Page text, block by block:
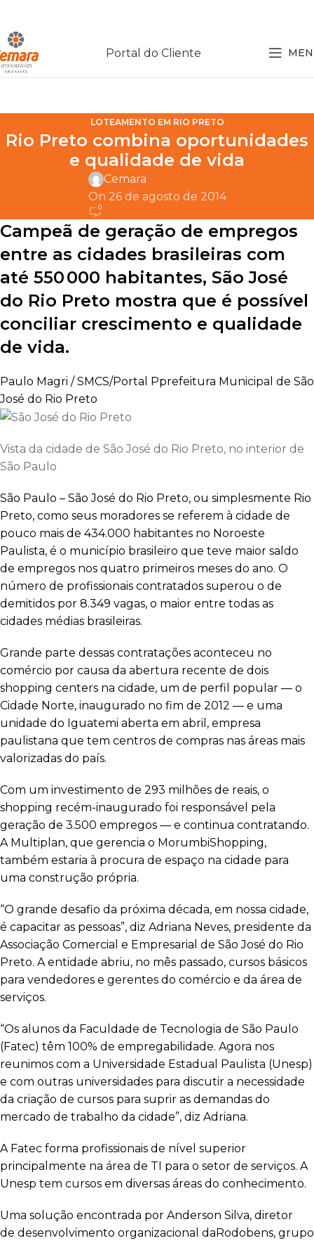
Portal do Cliente
LOTEAMENTO EM RIO PRETO
Rio Preto combina oportunidades
e qualidade de vida
Cemara
On 26 de agosto de 2014
0
Campeã de geração de empregos
entre as cidades brasileiras com
até 550 000 habitantes, São José
do Rio Preto mostra que é possível
conciliar crescimento e qualidade
de vida.
Paulo Magri / SMCS/Portal Pprefeitura Municipal de São
José do Rio Preto
Vista da cidade de São José do Rio Preto, no interior de
São Paulo
São Paulo – São José do Rio Preto, ou simplesmente Rio
Preto, como seus moradores se referem à cidade de
pouco mais de 434.000 habitantes no Noroeste
Paulista, é o município brasileiro que teve maior saldo
de empregos nos quatro primeiros meses do ano. O
número de profissionais contratados superou o de
demitidos por 8.349 vagas, o maior entre todas as
cidades médias brasileiras.
Grande parte dessas contratações aconteceu no
comércio por causa da abertura recente de dois
shopping centers na cidade, um de perfil popular — o
Cidade Norte, inaugurado no fim de 2012 — e uma
unidade do Iguatemi aberta em abril, empresa
paulistana que tem centros de compras nas áreas mais
valorizadas do país.
Com um investimento de 293 milhões de reais, o
shopping recém-inaugurado foi responsável pela
geração de 3.500 empregos — e continua contratando.
A Multiplan, que gerencia o MorumbiShopping,
também estaria à procura de espaço na cidade para
uma construção própria.
“O grande desafio da próxima década, em nossa cidade,
é capacitar as pessoas”, diz Adriana Neves, presidente da
Associação Comercial e Empresarial de São José do Rio
Preto. A entidade abriu, no mês passado, cursos básicos
para vendedores e gerentes do comércio e da área de
serviços.
“Os alunos da Faculdade de Tecnologia de São Paulo
(Fatec) têm 100% de empregabilidade. Agora nos
reunimos com a Universidade Estadual Paulista (Unesp)
e com outras universidades para discutir a necessidade
da criação de cursos para suprir as demandas do
mercado de trabalho da cidade”, diz Adriana.
A Fatec forma profissionais de nível superior
principalmente na área de TI para o setor de serviços. A
Unesp tem cursos em diversas áreas do conhecimento.
Uma solução encontrada por Anderson Silva, diretor
de desenvolvimento organizacional daRodobens, grupo